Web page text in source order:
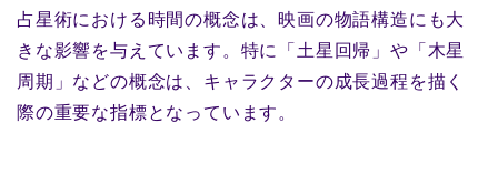
占星術における時間の概念は、映画の物語構造にも大
きな影響を与えています。特に「土星回帰」や「木星
周期」などの概念は、キャラクターの成長過程を描く
際の重要な指標となっています。